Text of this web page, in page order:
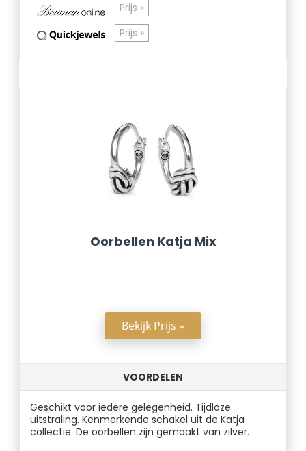
Prijs »
Prijs »
Oorbellen Katja Mix
Bekijk Prijs »
VOORDELEN
Geschikt voor iedere gelegenheid. Tijdloze
uitstraling. Kenmerkende schakel uit de Katja
collectie. De oorbellen zijn gemaakt van zilver.